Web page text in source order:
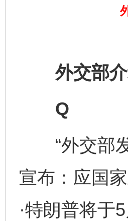
外交部介
Q
“外交部发
宣布：应国
·特朗普将于